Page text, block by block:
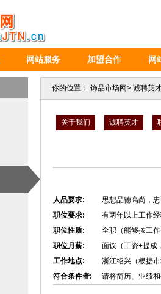
网站服务 加盟合作 网
你的位置： 饰品市场网> 诚聘英
关于我们 诚聘英才
人品要求:
思想品德高尚，
职位要求:
有两年以上工作
职位性质:
全职（能够按工
职位月薪:
面议（工资+提成
工作地点:
浙江绍兴（根据
符合条件者:
请将简历、业绩